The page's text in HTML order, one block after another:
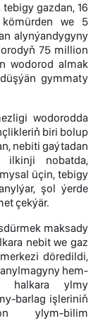
gazdan, 16
kömürden we 5
alynýandygyny
75 million
wodorod almak
gymmaty
wodorodda
biri bolup
nebiti gaýtadan
ilkinji nobatda,
üçin, tebigy
şol ýerde
çekýär.
maksady
nebit we gaz
döredildi,
hem-
halkara ylmy
barlag işleriniň
ylym-bilim